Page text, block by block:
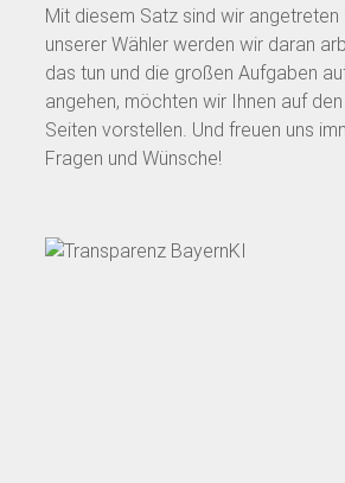
Mit diesem Satz sind wir angetreten
unserer Wähler werden wir daran
das tun und die großen Aufgaben
angehen, möchten wir Ihnen auf
Seiten vorstellen. Und freuen uns
Fragen und Wünsche!